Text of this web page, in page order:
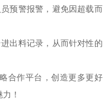
预警报警，避免因超载而
出料记录，从而针对性的
合作平台，创造更多更好
！